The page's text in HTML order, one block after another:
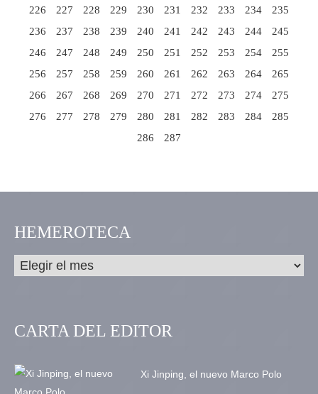
226
227 228 229 230 231 232 233 234
235
236
237 238 239 240 241 242 243 244
245
246
247 248 249 250 251 252 253 254
255
256
257 258 259 260 261 262 263 264
265
266
267 268 269 270 271 272 273 274
275
276
277 278 279 280 281 282 283 284
285
286
287
HEMEROTECA
CARTA DEL EDITOR
Xi Jinping, el nuevo Marco Polo